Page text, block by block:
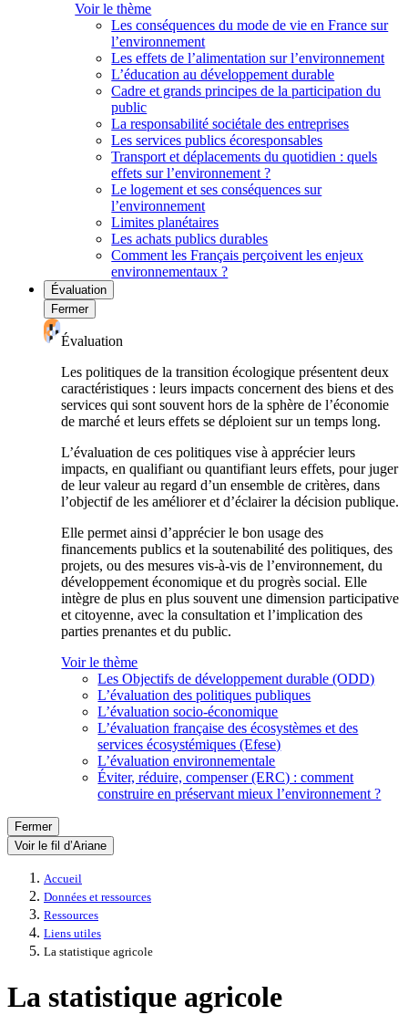
Voir le thème
Les conséquences du mode de vie en France sur
l’environnement
Les effets de l’alimentation sur l’environnement
L’éducation au développement durable
Cadre et grands principes de la participation du
public
La responsabilité sociétale des entreprises
Les services publics écoresponsables
Transport et déplacements du quotidien : quels
effets sur l’environnement ?
Le logement et ses conséquences sur
l’environnement
Limites planétaires
Les achats publics durables
Comment les Français perçoivent les enjeux
environnementaux ?
Évaluation
Fermer
Évaluation
Les politiques de la transition écologique présentent deux
caractéristiques : leurs impacts concernent des biens et des
services qui sont souvent hors de la sphère de l’économie
de marché et leurs effets se déploient sur un temps long.
L’évaluation de ces politiques vise à apprécier leurs
impacts, en qualifiant ou quantifiant leurs effets, pour juger
de leur valeur au regard d’un ensemble de critères, dans
l’objectif de les améliorer et d’éclairer la décision publique.
Elle permet ainsi d’apprécier le bon usage des
financements publics et la soutenabilité des politiques, des
projets, ou des mesures vis-à-vis de l’environnement, du
développement économique et du progrès social. Elle
intègre de plus en plus souvent une dimension participative
et citoyenne, avec la consultation et l’implication des
parties prenantes et du public.
Voir le thème
Les Objectifs de développement durable (ODD)
L’évaluation des politiques publiques
L’évaluation socio-économique
L’évaluation française des écosystèmes et des
services écosystémiques (Efese)
L’évaluation environnementale
Éviter, réduire, compenser (ERC) : comment
construire en préservant mieux l’environnement ?
Fermer
Voir le fil d’Ariane
Accueil
Données et ressources
Ressources
Liens utiles
La statistique agricole
La statistique agricole